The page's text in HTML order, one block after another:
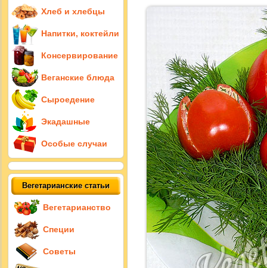
Хлеб и хлебцы
Напитки, коктейли
Консервирование
Веганские блюда
Сыроедение
Экадашные
Особые случаи
Вегетарианские статьи
Вегетарианство
Специи
Советы